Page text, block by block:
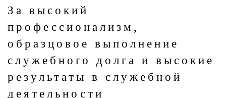
За высокий
профессионализм,
образцовое выполнение
служебного долга и высокие
результаты в служебной
деятельности